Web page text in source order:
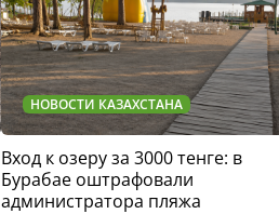
НОВОСТИ КАЗАХСТАНА
Вход к озеру за 3000 тенге: в
Бурабае оштрафовали
администратора пляжа